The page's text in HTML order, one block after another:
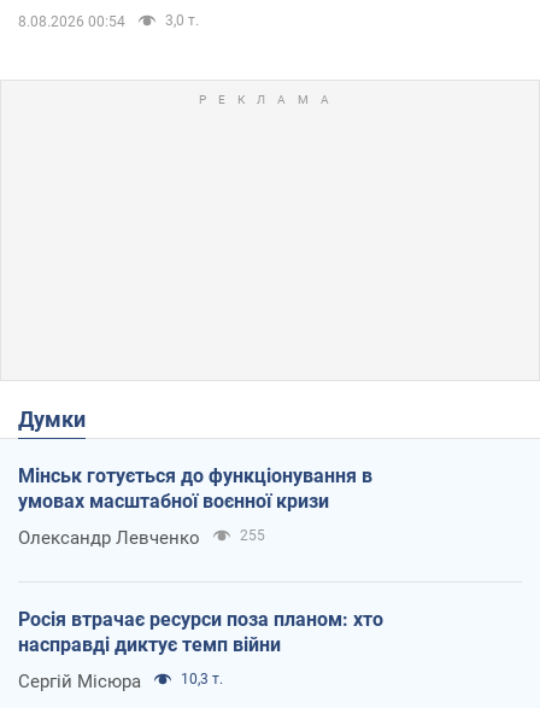
8.08.2026 00:54 3,0 т.
Думки
Мінськ готується до функціонування в
умовах масштабної воєнної кризи
Олександр Левченко 255
Росія втрачає ресурси поза планом: хто
насправді диктує темп війни
Сергій Місюра 10,3 т.